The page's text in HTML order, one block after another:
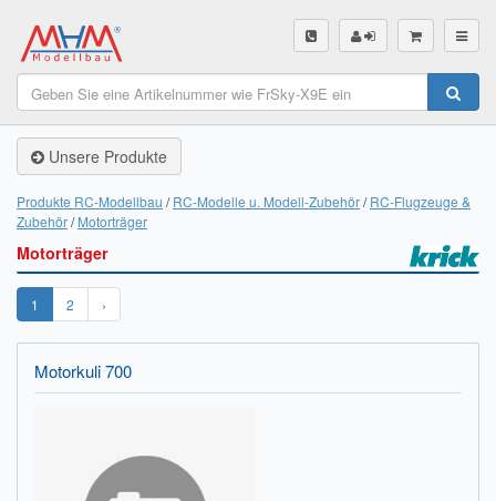
SHOP
Unsere Produkte
Servo Finder
BL-Motor Finder
Schiffsschrauben Finder
Räder Finder
Sendungsverfolgung DHL
Unsere Produkte
Produkte RC-Modellbau RC-Modelle u. Modell-Zubehör RC-Flugzeuge &
Zubehör Motorträger
Motorträger
1 2 ›
Motorkuli 700